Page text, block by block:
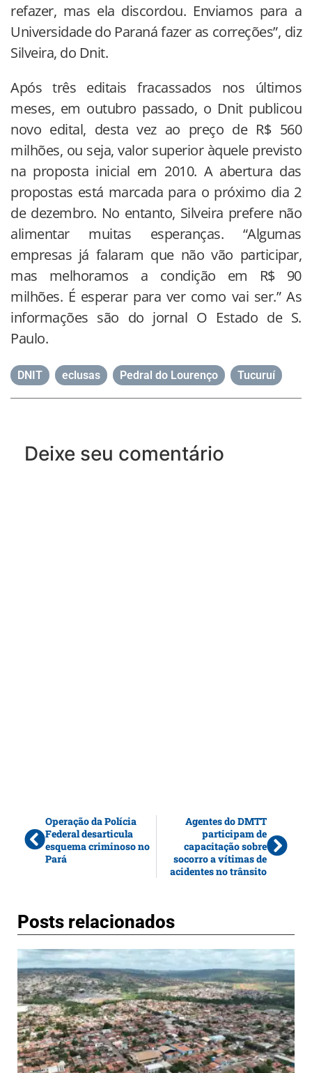
refazer, mas ela discordou. Enviamos para a
Universidade do Paraná fazer as correções”, diz
Silveira, do Dnit.
Após três editais fracassados nos últimos
meses, em outubro passado, o Dnit publicou
novo edital, desta vez ao preço de R$ 560
milhões, ou seja, valor superior àquele previsto
na proposta inicial em 2010. A abertura das
propostas está marcada para o próximo dia 2
de dezembro. No entanto, Silveira prefere não
alimentar muitas esperanças. “Algumas
empresas já falaram que não vão participar,
mas melhoramos a condição em R$ 90
milhões. É esperar para ver como vai ser.” As
informações são do jornal O Estado de S.
Paulo.
DNIT eclusas Pedral do Lourenço Tucuruí
Deixe seu comentário
Operação da Polícia
Federal desarticula
esquema criminoso no
Pará
Agentes do DMTT
participam de
capacitação sobre
socorro a vítimas de
acidentes no trânsito
Posts relacionados